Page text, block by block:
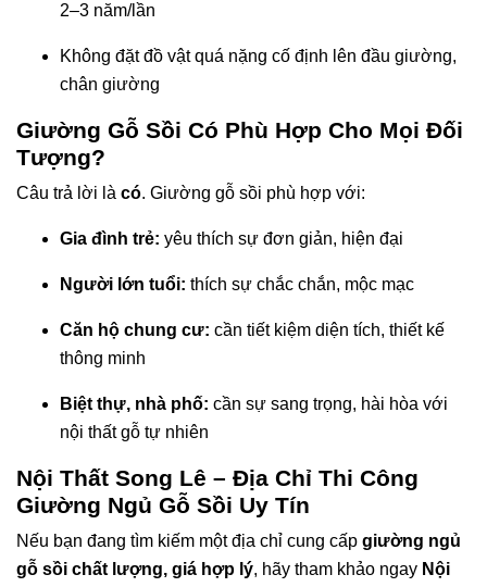
2–3 năm/lần
Không đặt đồ vật quá nặng cố định lên đầu giường,
chân giường
Giường Gỗ Sồi Có Phù Hợp Cho Mọi Đối
Tượng?
Câu trả lời là có. Giường gỗ sồi phù hợp với:
Gia đình trẻ: yêu thích sự đơn giản, hiện đại
Người lớn tuổi: thích sự chắc chắn, mộc mạc
Căn hộ chung cư: cần tiết kiệm diện tích, thiết kế
thông minh
Biệt thự, nhà phố: cần sự sang trọng, hài hòa với
nội thất gỗ tự nhiên
Nội Thất Song Lê – Địa Chỉ Thi Công
Giường Ngủ Gỗ Sồi Uy Tín
Nếu bạn đang tìm kiếm một địa chỉ cung cấp giường ngủ
gỗ sồi chất lượng, giá hợp lý, hãy tham khảo ngay Nội